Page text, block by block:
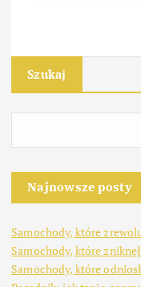
Szukaj
Najnowsze posty
Samochody, które
Samochody, które
Samochody, które